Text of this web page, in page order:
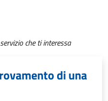
che ti interessa
di una